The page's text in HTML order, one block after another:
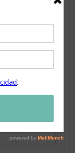
15 16
29 30